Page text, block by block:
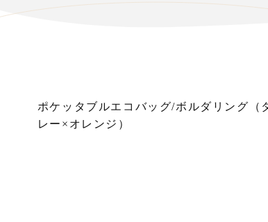
ポケッタブルエコバッグ/ボルダリング（
レー×オレンジ）